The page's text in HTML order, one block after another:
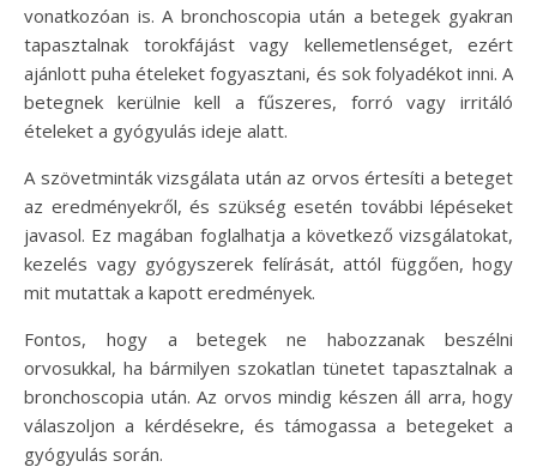
vonatkozóan is. A bronchoscopia után a betegek gyakran
tapasztalnak torokfájást vagy kellemetlenséget, ezért
ajánlott puha ételeket fogyasztani, és sok folyadékot inni. A
betegnek kerülnie kell a fűszeres, forró vagy irritáló
ételeket a gyógyulás ideje alatt.
A szövetminták vizsgálata után az orvos értesíti a beteget
az eredményekről, és szükség esetén további lépéseket
javasol. Ez magában foglalhatja a következő vizsgálatokat,
kezelés vagy gyógyszerek felírását, attól függően, hogy
mit mutattak a kapott eredmények.
Fontos, hogy a betegek ne habozzanak beszélni
orvosukkal, ha bármilyen szokatlan tünetet tapasztalnak a
bronchoscopia után. Az orvos mindig készen áll arra, hogy
válaszoljon a kérdésekre, és támogassa a betegeket a
gyógyulás során.